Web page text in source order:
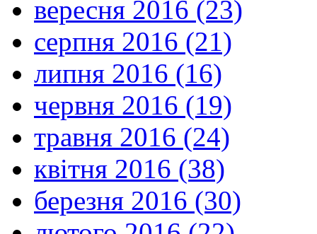
вересня 2016 (23)
серпня 2016 (21)
липня 2016 (16)
червня 2016 (19)
травня 2016 (24)
квітня 2016 (38)
березня 2016 (30)